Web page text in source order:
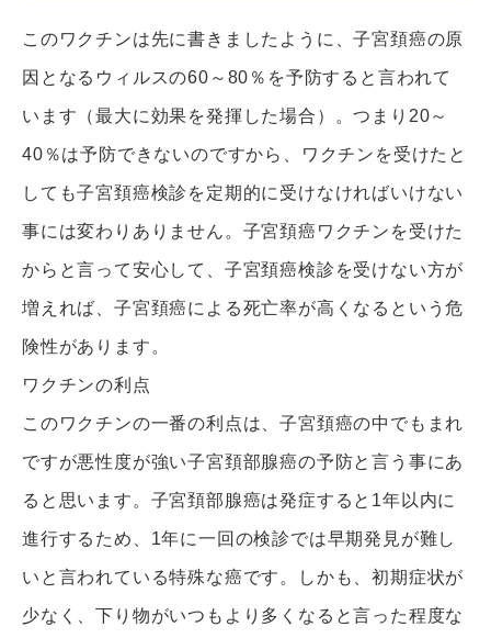
このワクチンは先に書きましたように、子宮頚癌の原
因となるウィルスの60～80％を予防すると言われて
います（最大に効果を発揮した場合）。つまり20～
40％は予防できないのですから、ワクチンを受けたと
しても子宮頚癌検診を定期的に受けなければいけない
事には変わりありません。子宮頚癌ワクチンを受けた
からと言って安心して、子宮頚癌検診を受けない方が
増えれば、子宮頚癌による死亡率が高くなるという危
険性があります。
ワクチンの利点
このワクチンの一番の利点は、子宮頚癌の中でもまれ
ですが悪性度が強い子宮頚部腺癌の予防と言う事にあ
ると思います。子宮頚部腺癌は発症すると1年以内に
進行するため、1年に一回の検診では早期発見が難し
いと言われている特殊な癌です。しかも、初期症状が
少なく、下り物がいつもより多くなると言った程度な